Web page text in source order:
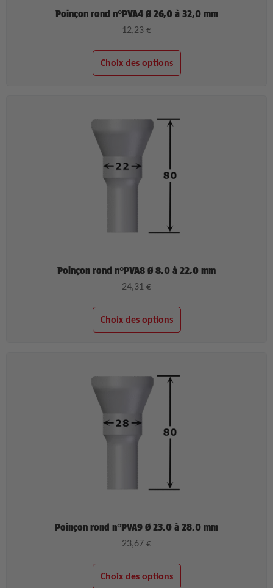
Poinçon rond n°PVA4 Ø 26,0 à 32,0 mm
12,23 €
Choix des options
Poinçon rond n°PVA8 Ø 8,0 à 22,0 mm
24,31 €
Choix des options
Poinçon rond n°PVA9 Ø 23,0 à 28,0 mm
23,67 €
Choix des options